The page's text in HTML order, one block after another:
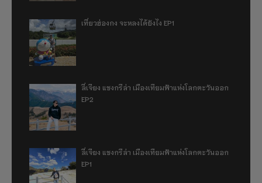
เที่ยวฮ่องกง จะหลงได้ยังไง EP1
ลี่เจียง แชงกรีล่า เมืองเทียมฟ้าแห่งโลกตะวันออก
EP2
ลี่เจียง แชงกรีล่า เมืองเทียมฟ้าแห่งโลกตะวันออก
EP1